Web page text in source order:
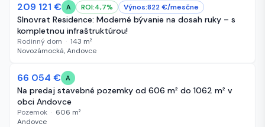
61 dní
209 121 € A ROI:4,7% Výnos:822€/mesčne
Slnovrat Residence: Moderné bývanie na dosah ruky – s
kompletnou infraštruktúrou!
Rodinný dom · 143 m²
Novozámocká, Andovce
64 dní
66 054 € A
Na predaj stavebné pozemky od 606 m² do 1062 m² v
obci Andovce
Pozemok · 606 m²
Andovce